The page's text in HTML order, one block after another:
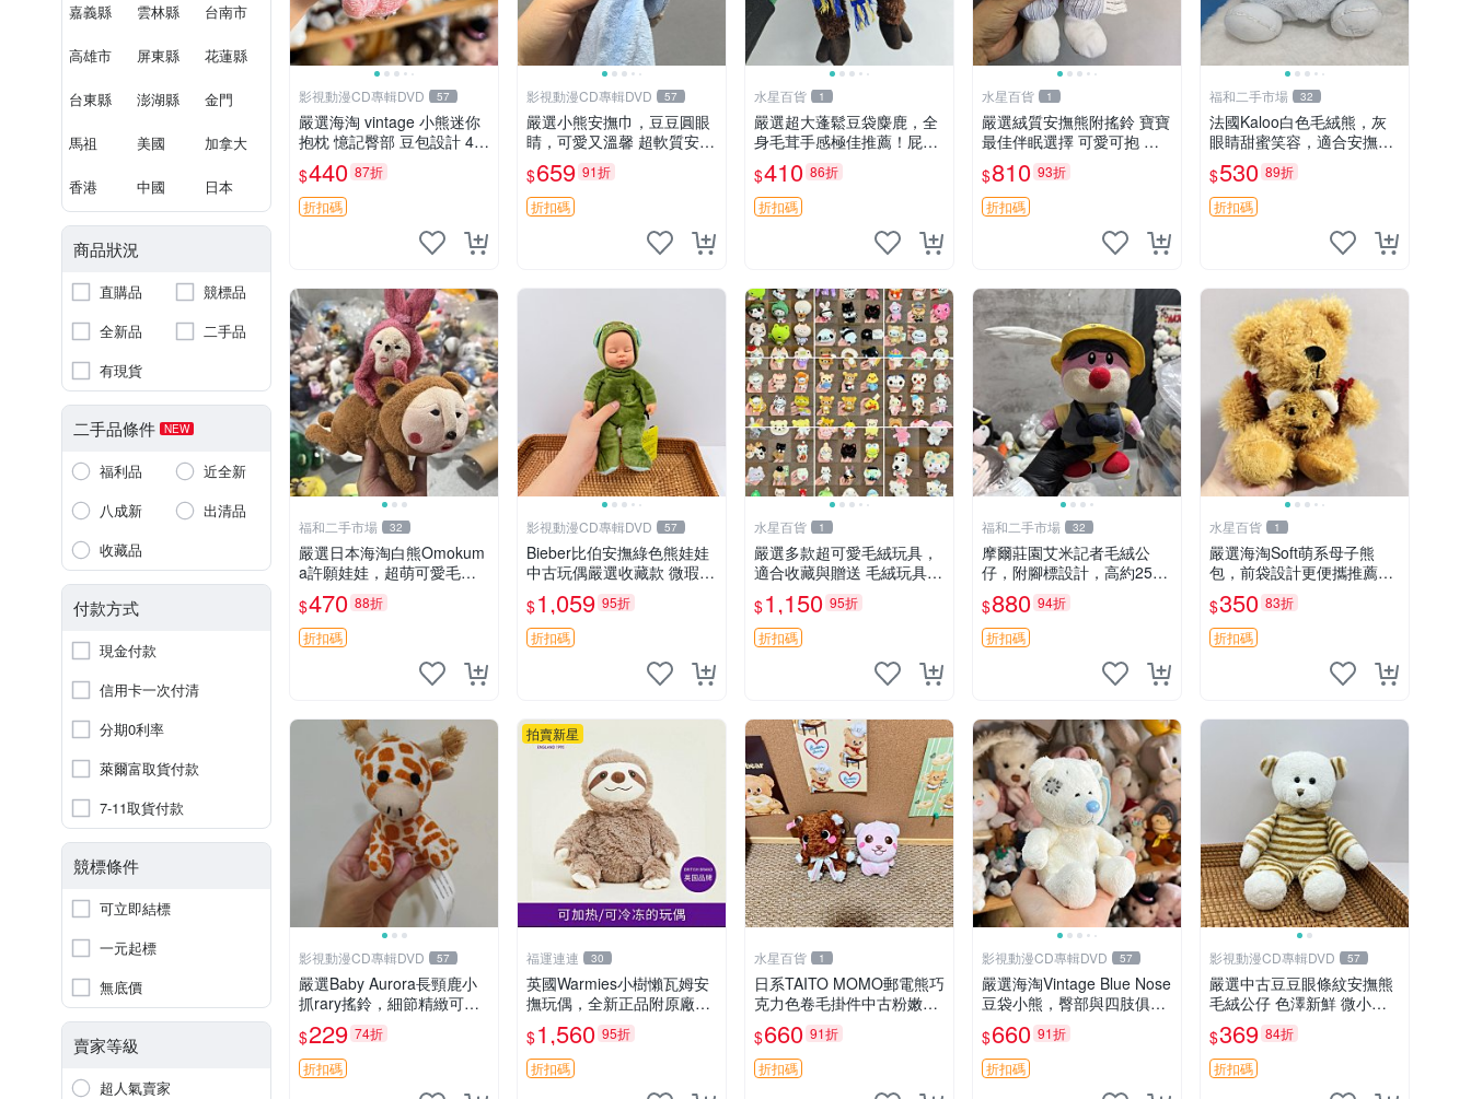
嘉義縣 雲林縣 台南市
高雄市 屏東縣 花蓮縣
台東縣 澎湖縣 金門
馬祖 美國 加拿大
香港 中國 日本
商品狀況
直購品
競標品
全新品
二手品
有現貨
二手品條件 NEW
福利品
近全新
八成新
出清品
收藏品
付款方式
現金付款
信用卡一次付清
分期0利率
萊爾富取貨付款
7-11取貨付款
競標條件
可立即結標
一元起標
無底價
賣家等級
超人氣賣家
影視動漫CD專輯DVD 57
嚴選海淘 vintage 小熊迷你
抱枕 憶記臀部 豆包設計 4c
m 高 推薦收藏 迷你豆包小
熊、高臀部、豆袋抱枕
$440 87折
折扣碼
影視動漫CD專輯DVD 57
嚴選小熊安撫巾，豆豆圓眼
睛，可愛又溫馨 超軟質安撫
巾，豆豆設計，哄睡好幫手
約克豆豆眼安撫巾 數碼豆豆
眼
$659 91折
折扣碼
水星百貨 1
嚴選超大蓬鬆豆袋麋鹿，全
身毛茸手感極佳推薦！屁股
與四肢填充均勻，適合收藏
與孩童共賞。 麋鹿 豆袋 毛
茸玩具
$410 86折
折扣碼
水星百貨 1
嚴選絨質安撫熊附搖鈴 寶寶
最佳伴眠選擇 可愛可抱 絨
毛玩具 安撫熊 嬰兒用
$810 93折
折扣碼
福和二手市場 32
法國Kaloo白色毛絨熊，灰
眼睛甜蜜笑容，適合安撫逗
趣可愛，柔軟面料手感佳。
14 白色安撫熊 毛絨玩具 寶
寶逗樂具
$530 89折
折扣碼
福和二手市場 32
嚴選日本海淘白熊Omokum
a許願娃娃，超萌可愛毛絨
公仔推薦收藏 白熊 Omoku
ma 毛絨玩具 偽裝娃娃 玩具
擺飾
$470 88折
折扣碼
影視動漫CD專輯DVD 57
Bieber比伯安撫綠色熊娃娃
中古玩偶嚴選收藏款 微瑕輕
度使用 Bieber綠熊娃娃 中
古玩偶 微瑕
$1,059 95折
折扣碼
水星百貨 1
嚴選多款超可愛毛絨玩具，
適合收藏與贈送 毛絨玩具、
抱枕、公仔
$1,150 95折
折扣碼
福和二手市場 32
摩爾莊園艾米記者毛絨公
仔，附腳標設計，高約25公
分，全新未拆封，限量珍
藏。艾米記者 毛絨公仔 超
萌玩偶
$880 94折
折扣碼
水星百貨 1
嚴選海淘Soft萌系母子熊
包，前袋設計更便攜推薦收
藏 母子熊 軟綿綿 包包
$350 83折
折扣碼
影視動漫CD專輯DVD 57
嚴選Baby Aurora長頸鹿小
抓rary搖鈴，細節精緻可聆
聽清脆鈴音 軟萌可愛 定制
紀念 金屬搖鈴 新手媽咪推
薦 長頸鹿 抓rary 搖鈴
$229 74折
折扣碼
拍賣新星
福運連連 30
英國Warmies小樹懶瓦姆安
撫玩偶，全新正品附原廠吊
牌與防塵袋，內藏薰衣草可
加熱，適合各個年齡層，冷
暖兩用享受抱抱樂趣，不容
錯過嚴選好物 溫暖 冷感
$1,560 95折
折扣碼
水星百貨 1
日系TAITO MOMO郵電熊巧
克力色卷毛掛件中古粉嫩玩
偶微瑕推薦 postpet momo
郵電熊 中古玩偶
$660 91折
折扣碼
影視動漫CD專輯DVD 57
嚴選海淘Vintage Blue Nose
豆袋小熊，臀部與四肢俱
全，坐高11公分，附原盒與
吊牌收藏。藍鼻子小熊，值
得擁有 玩具 憶熊
$660 91折
折扣碼
影視動漫CD專輯DVD 57
嚴選中古豆豆眼條紋安撫熊
毛絨公仔 色澤新鮮 微小瑕
疵可收藏 中古 安撫熊 條紋
公仔
$369 84折
折扣碼